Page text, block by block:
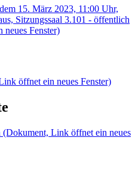
15. März 2023, 11:00 Uhr,
Sitzungssaal 3.101 - öffentlich
Fenster)
öffnet ein neues Fenster)
(Dokument, Link öffnet ein neues